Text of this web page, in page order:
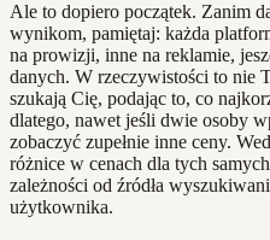
Ale to dopiero początek. Zanim
wynikom, pamiętaj: każda
na prowizji, inne na reklamie,
danych. W rzeczywistości to nie
szukają Cię, podając to, co
dlatego, nawet jeśli dwie osoby
zobaczyć zupełnie inne ceny.
różnice w cenach dla tych
zależności od źródła
użytkownika.